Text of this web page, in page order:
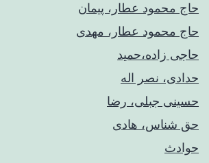
حاج محمود عطار، پیمان
حاج محمود عطار، مهدی
حاجی زاده،حمید
حدادی، نصر اله
حسینی جبلی، رضا
حق شناس، هادی
حوادث